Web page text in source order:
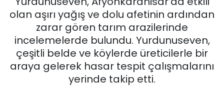
olan aşırı yağış ve dolu afetinin ardından
zarar gören tarım arazilerinde
incelemelerde bulundu. Yurdunuseven,
çeşitli belde ve köylerde üreticilerle bir
araya gelerek hasar tespit çalışmalarını
yerinde takip etti.
MAGAZİN
SAĞLIK
SPOR
11:11 MANŞET
Haber Arşivi